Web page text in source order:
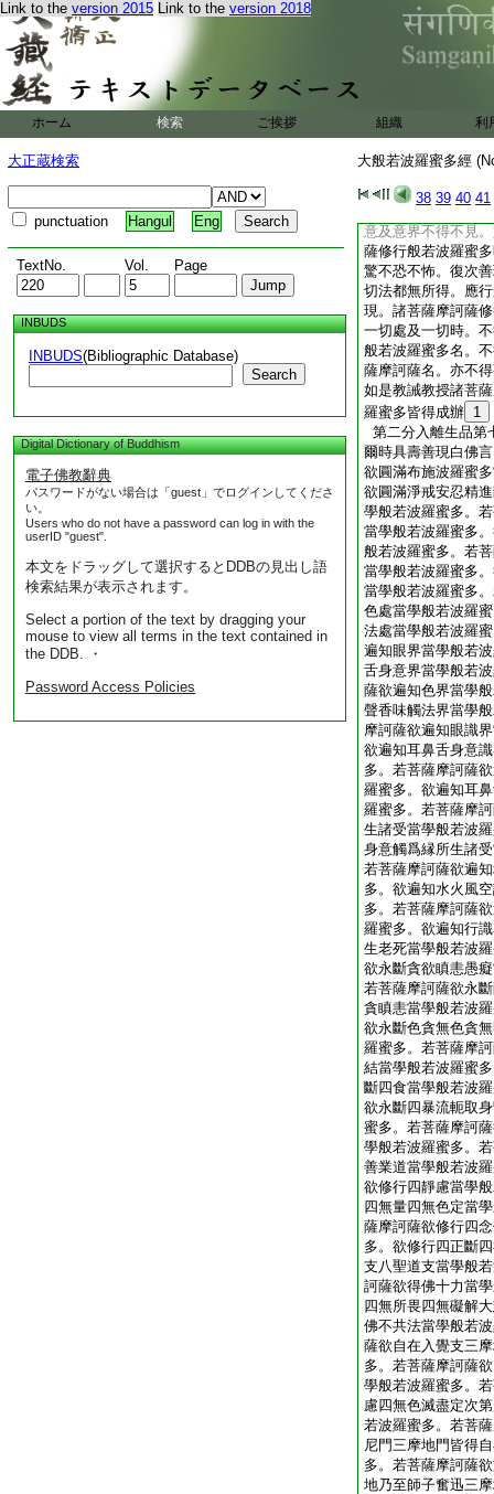
Link to the version 2015 Link to the version 2018
ホーム 検索 ご挨拶 組織 利
大正蔵検索
punctuation Hangul Eng
TextNo. Vol. Page
INBUDS
INBUDS(Bibliographic Database)
Search
Digital Dictionary of Buddhism
電子佛教辭典
パスワードがない場合は「guest」でログインしてくださ
い。
Users who do not have a password can log in with the
userID "guest".
本文をドラッグして選択するとDDBの見出し語
検索結果が表示されます。
Select a portion of the text by dragging your
mouse to view all terms in the text contained in
the DDB. ・
Password Access Policies
大般若波羅蜜多經
38 39 40 41
薩於一切法都無所
不恐不怖。於一切
時具壽善現白佛言
摩訶薩修行般若波
修行般若波羅蜜多
不得不見。由是因
不憂悔。具壽善現
摩訶薩修行般若波
一切法其心不驚不
意及意界不得不見
薩修行般若波羅蜜
驚不恐不怖。復次
切法都無所得。應
現。諸菩薩摩訶薩
一切處及一切時。
般若波羅蜜多名。
薩摩訶薩名。亦不
如是教誡教授諸菩
羅蜜多皆得成辦 1
第二分入離生品第
爾時具壽善現白佛
欲圓滿布施波羅蜜
欲圓滿淨戒安忍精
學般若波羅蜜多。
當學般若波羅蜜多
般若波羅蜜多。若
當學般若波羅蜜多
當學般若波羅蜜多
色處當學般若波羅
法處當學般若波羅
遍知眼界當學般若
舌身意界當學般若
薩欲遍知色界當學
聲香味觸法界當學
摩訶薩欲遍知眼識
欲遍知耳鼻舌身意
多。若菩薩摩訶薩
羅蜜多。欲遍知耳
羅蜜多。若菩薩摩
生諸受當學般若波
身意觸爲縁所生諸
若菩薩摩訶薩欲遍
多。欲遍知水火風
多。若菩薩摩訶薩
羅蜜多。欲遍知行
生老死當學般若波
欲永斷貪欲瞋恚愚
若菩薩摩訶薩欲永
貪瞋恚當學般若波
欲永斷色貪無色貪
羅蜜多。若菩薩摩
結當學般若波羅蜜
斷四食當學般若波
欲永斷四暴流軛取
蜜多。若菩薩摩訶
學般若波羅蜜多。
善業道當學般若波
欲修行四靜慮當學
四無量四無色定當
薩摩訶薩欲修行四
多。欲修行四正斷
支八聖道支當學般
訶薩欲得佛十力當
四無所畏四無礙解
佛不共法當學般若
薩欲自在入覺支三
多。若菩薩摩訶薩
學般若波羅蜜多。
慮四無色滅盡定次
若波羅蜜多。若菩
尼門三摩地門皆得
多。若菩薩摩訶薩
地乃至師子奮迅三